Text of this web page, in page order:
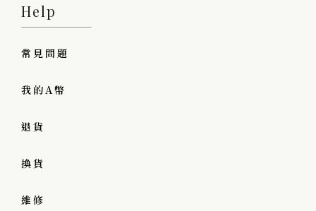
Help
常見問題
我的A幣
退貨
換貨
維修